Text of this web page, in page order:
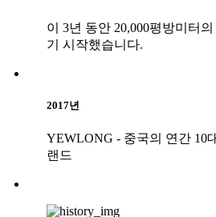
이 3년 동안 20,000평방미터
기 시작했습니다.
2017년
YEWLONG - 중국의 연간 10
랜드